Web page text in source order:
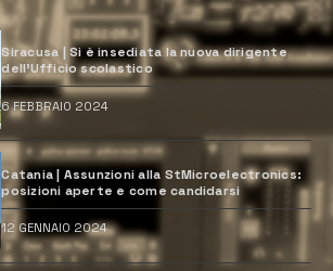
Siracusa | Si è insediata la nuova dirigente
dell’Ufficio scolastico
6 FEBBRAIO 2024
Catania | Assunzioni alla StMicroelectronics:
posizioni aperte e come candidarsi
12 GENNAIO 2024